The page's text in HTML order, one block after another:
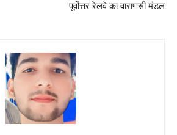
पूर्वोत्तर रेलवे का वाराणसी मंडल